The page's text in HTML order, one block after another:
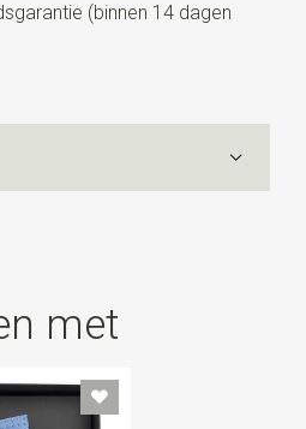
(binnen 14 dagen
met